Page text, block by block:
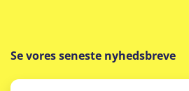
Se vores seneste nyhedsbreve